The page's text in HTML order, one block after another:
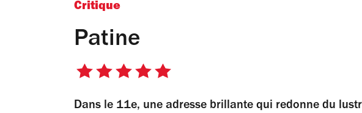
Critique
Patine
5
5
Dans le 11e, une adresse brillante qui redonne du